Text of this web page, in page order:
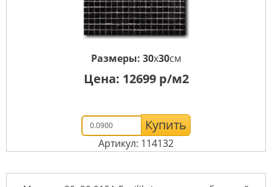
Размеры: 30x30см
Цена: 12699р/м2
Купить
Артикул: 114132